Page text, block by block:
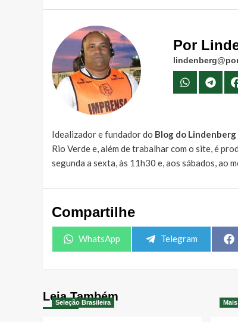
Por
Idealizador e fundador do Blog do Lindenberg
Rio Verde e, além de trabalhar com o site, é
segunda a sexta, às 11h30 e, aos sábados, ao
Compartilhe
Share
WhatsApp
Share
Telegram
Leia Também
Seleção Brasileira